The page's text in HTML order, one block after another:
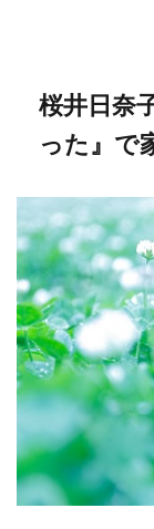
桜井日奈
った』で